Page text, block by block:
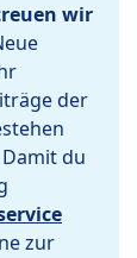
wir
der
du
zur